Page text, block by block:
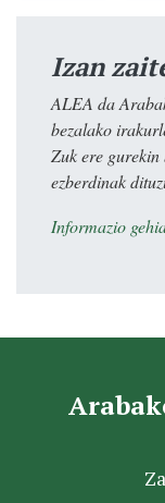
Izan
ALEA da
bezalako
Zuk ere
ezberdinak
Informazio